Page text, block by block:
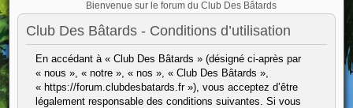
Bienvenue sur le forum du Club Des Bâtards
Club Des Bâtards - Conditions d’utilisation
En accédant à « Club Des Bâtards » (désigné ci-après par
« nous », « notre », « nos », « Club Des Bâtards »,
« https://forum.clubdesbatards.fr »), vous acceptez d’être
légalement responsable des conditions suivantes. Si vous